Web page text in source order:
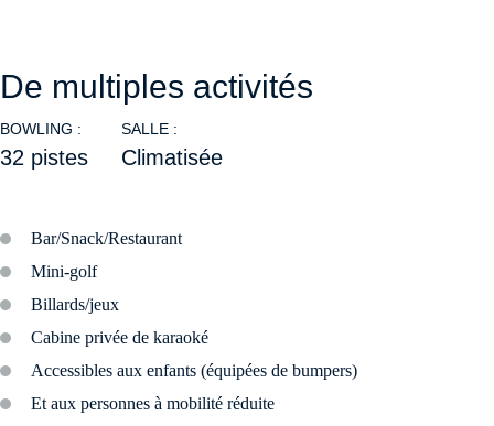
De multiples activités
BOWLING :
32 pistes
SALLE :
Climatisée
Bar/Snack/Restaurant
Mini-golf
Billards/jeux
Cabine privée de karaoké
Accessibles aux enfants (équipées de bumpers)
Et aux personnes à mobilité réduite